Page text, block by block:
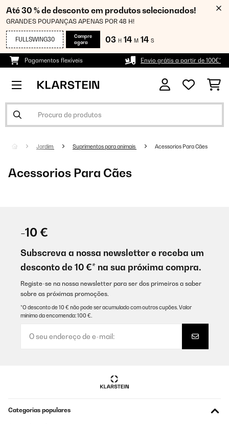
Até 30 % de desconto em produtos selecionados!
GRANDES POUPANÇAS APENAS POR 48 H!
FULLSWING30
Compre
agora
03 H 14 M 13 S
Pagamentos flexíveis Envio grátis a partir de 100€*
Jardim Suprimentos para animais Acessorios Para Cães
Acessorios Para Cães
-10 €
Subscreva a nossa newsletter e receba um
desconto de 10 €* na sua próxima compra.
Registe-se na nossa newsletter para ser dos primeiros a saber
sobre as próximas promoções.
*O desconto de 10 € não pode ser acumulado com outros cupões. Valor
mínimo da encomenda: 100 €.
Categorias populares